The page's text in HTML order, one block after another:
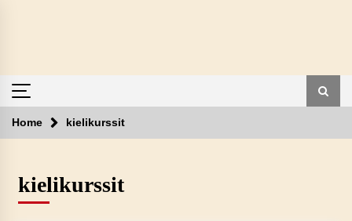
Home kielikurssit
kielikurssit